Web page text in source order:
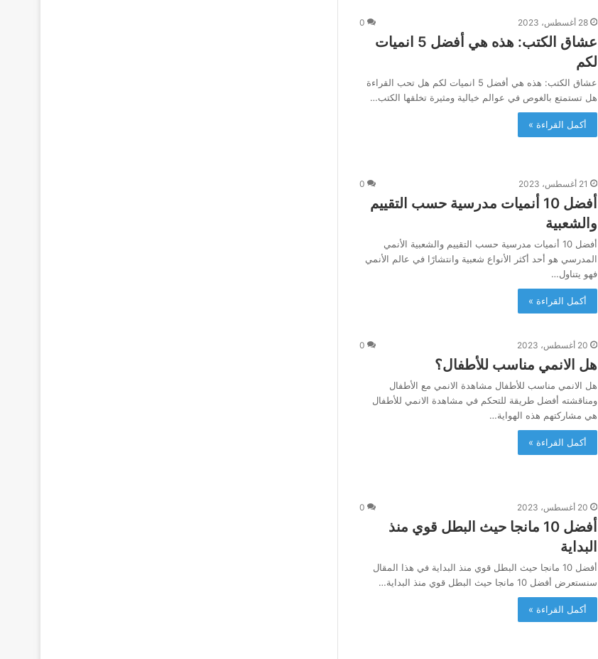
28 أغسطس، 2023 0
عشاق الكتب: هذه هي أفضل 5 انميات
لكم
عشاق الكتب: هذه هي أفضل 5 انميات لكم هل تحب القراءة
هل تستمتع بالغوص في عوالم خيالية ومثيرة تخلقها الكتب…
أكمل القراءة »
21 أغسطس، 2023 0
أفضل 10 أنميات مدرسية حسب التقييم
والشعبية
أفضل 10 أنميات مدرسية حسب التقييم والشعبية الأنمي
المدرسي هو أحد أكثر الأنواع شعبية وانتشارًا في عالم الأنمي
فهو يتناول…
أكمل القراءة »
20 أغسطس، 2023 0
هل الانمي مناسب للأطفال؟
هل الانمي مناسب للأطفال مشاهدة الانمي مع الأطفال
ومناقشته أفضل طريقة للتحكم في مشاهدة الانمي للأطفال
هي مشاركتهم هذه الهواية…
أكمل القراءة »
20 أغسطس، 2023 0
أفضل 10 مانجا حيث البطل قوي منذ
البداية
أفضل 10 مانجا حيث البطل قوي منذ البداية في هذا المقال
سنستعرض أفضل 10 مانجا حيث البطل قوي منذ البداية…
أكمل القراءة »